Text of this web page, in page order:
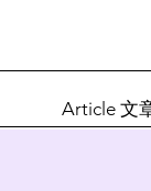
Article 文